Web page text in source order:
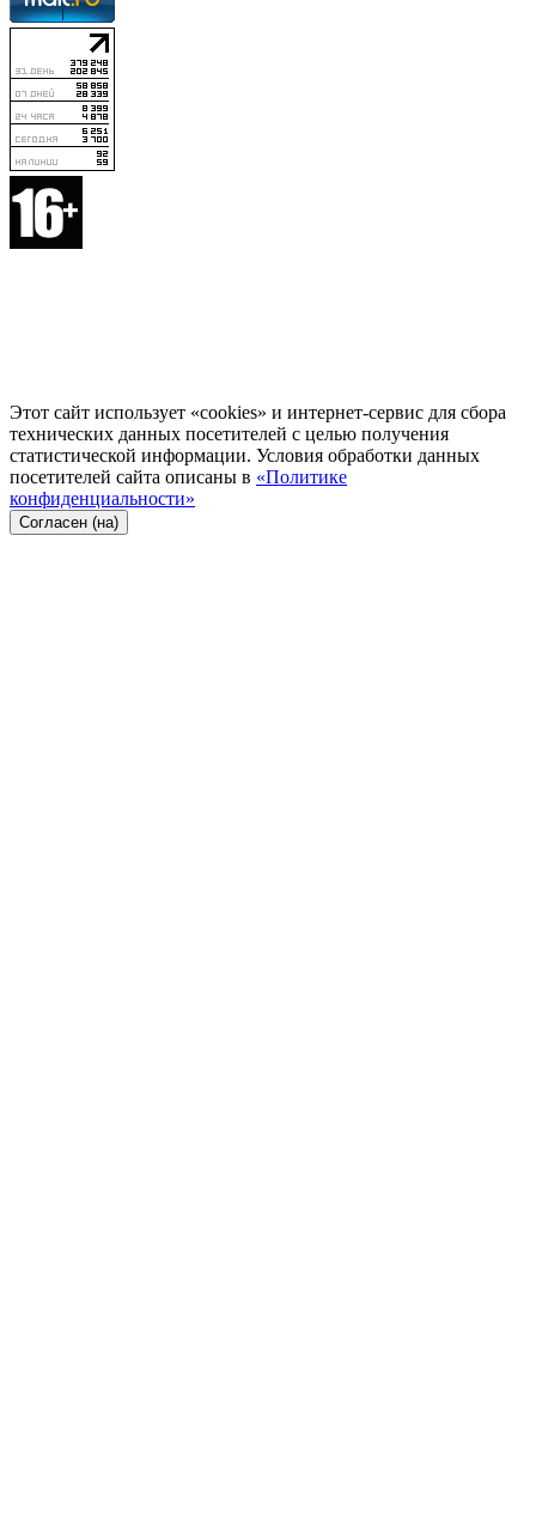
Этот сайт использует «cookies» и интернет-сервис для сбора
технических данных посетителей с целью получения
статистической информации. Условия обработки данных
посетителей сайта описаны в «Политике
конфиденциальности»
Согласен (на)